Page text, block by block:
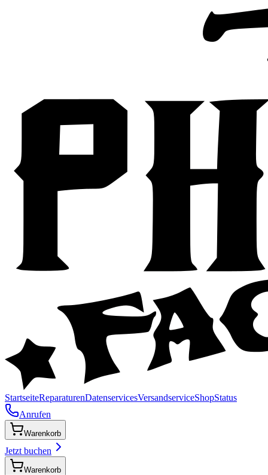
StartseiteReparaturenDatenservicesVersandserviceShopStatus
Anrufen
Warenkorb
Jetzt buchen
Warenkorb